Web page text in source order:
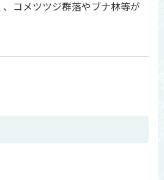
コメツツジ群落やブナ林等が